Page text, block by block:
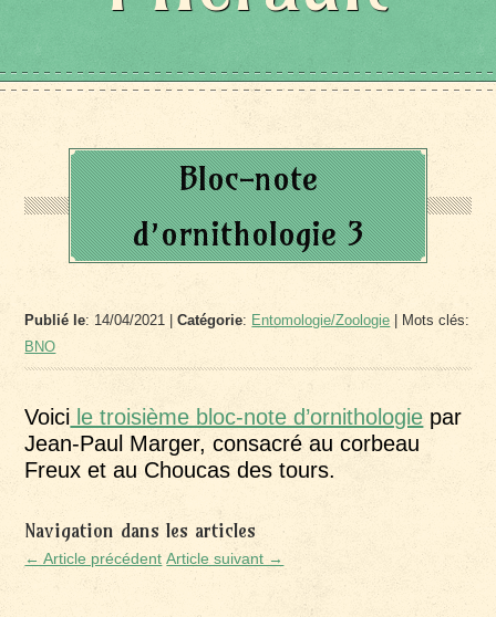
Bloc-note
d’ornithologie 3
Publié le: 14/04/2021 |Catégorie: Entomologie/Zoologie | Mots clés:
BNO
Voici le troisième bloc-note d’ornithologie par
Jean-Paul Marger, consacré au corbeau
Freux et au Choucas des tours.
Navigation dans les articles
← Article précédent Article suivant →